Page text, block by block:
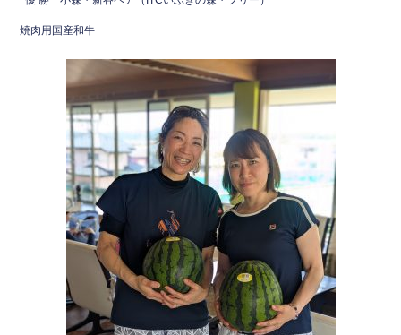
焼肉用国産和牛